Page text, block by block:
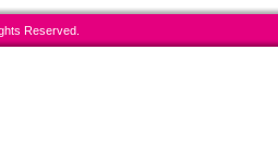
Reserved.